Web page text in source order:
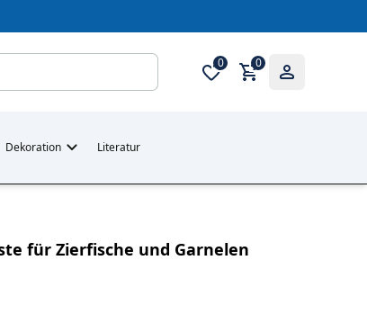
0 0
Dekoration Literatur
für Zierfische und Garnelen